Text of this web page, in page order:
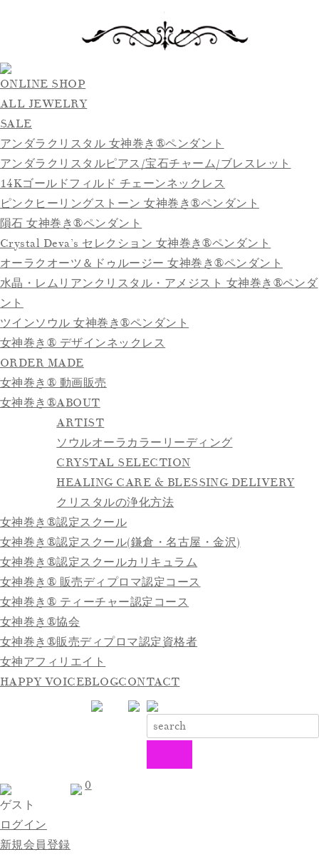
ONLINE SHOP
ALL JEWELRY
SALE
アンダラクリスタル 女神巻き®ペンダント
アンダラクリスタルピアス/宝石チャーム/ブレスレット
14Kゴールドフィルド チェーンネックレス
ピンクヒーリングストーン 女神巻き®ペンダント
隕石 女神巻き®ペンダント
Crystal Deva’s セレクション 女神巻き®ペンダント
オーラクオーツ＆ドゥルージー 女神巻き®ペンダント
水晶・レムリアンクリスタル・アメジスト 女神巻き®ペンダ
ント
ツインソウル 女神巻き®ペンダント
女神巻き® デザインネックレス
ORDER MADE
女神巻き® 動画販売
女神巻き®ABOUT
ARTIST
ソウルオーラカラーリーディング
CRYSTAL SELECTION
HEALING CARE & BLESSING DELIVERY
クリスタルの浄化方法
女神巻き®認定スクール
女神巻き®認定スクール(鎌倉・名古屋・金沢)
女神巻き®認定スクールカリキュラム
女神巻き® 販売ディプロマ認定コース
女神巻き® ティーチャー認定コース
女神巻き®協会
女神巻き®販売ディプロマ認定資格者
女神アフィリエイト
HAPPY VOICEBLOGCONTACT
ゲスト
ログイン
新規会員登録
0